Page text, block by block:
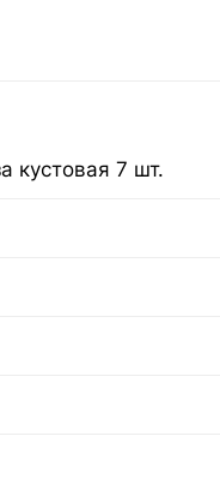
кустовая 7 шт.